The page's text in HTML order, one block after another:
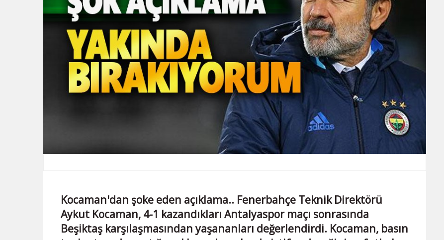
Kocaman'dan şoke eden açıklama.. Fenerbahçe Teknik Direktörü
Aykut Kocaman, 4-1 kazandıkları Antalyaspor maçı sonrasında
Beşiktaş karşılaşmasından yaşananları değerlendirdi. Kocaman, basın